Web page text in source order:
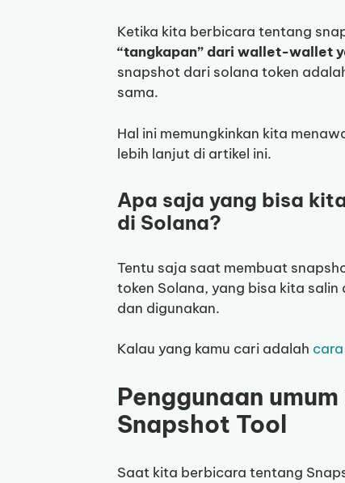
Ketika kita berbicara tentang
“tangkapan” dari wallet-wallet
snapshot dari solana token
sama.
Hal ini memungkinkan kita
lebih lanjut di artikel ini.
Apa saja yang bisa
di Solana?
Tentu saja saat membuat
token Solana, yang bisa kita
dan digunakan.
Kalau yang kamu cari adalah
Penggunaan
Snapshot Tool
Saat kita berbicara tentang